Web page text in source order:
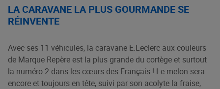
LA CARAVANE LA PLUS GOURMANDE SE
RÉINVENTE
Avec ses 11 véhicules, la caravane E.Leclerc aux couleurs
de Marque Repère est la plus grande du cortège et surtout
la numéro 2 dans les cœurs des Français ! Le melon sera
encore et toujours en tête, suivi par son acolyte la fraise,